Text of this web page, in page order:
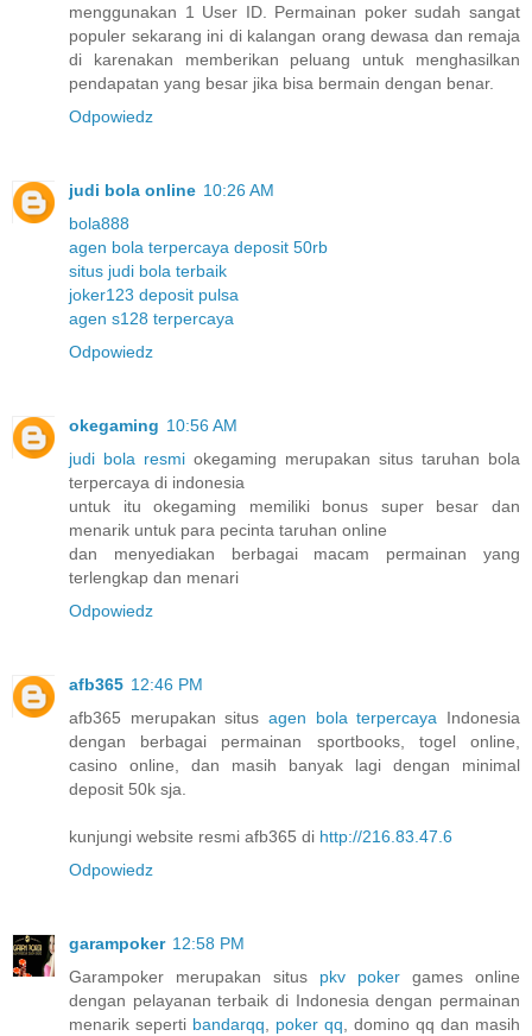
menggunakan 1 User ID. Permainan poker sudah sangat
populer sekarang ini di kalangan orang dewasa dan remaja
di karenakan memberikan peluang untuk menghasilkan
pendapatan yang besar jika bisa bermain dengan benar.
Odpowiedz
judi bola online 10:26 AM
bola888
agen bola terpercaya deposit 50rb
situs judi bola terbaik
joker123 deposit pulsa
agen s128 terpercaya
Odpowiedz
okegaming 10:56 AM
judi bola resmi okegaming merupakan situs taruhan bola
terpercaya di indonesia
untuk itu okegaming memiliki bonus super besar dan
menarik untuk para pecinta taruhan online
dan menyediakan berbagai macam permainan yang
terlengkap dan menari
Odpowiedz
afb365 12:46 PM
afb365 merupakan situs agen bola terpercaya Indonesia
dengan berbagai permainan sportbooks, togel online,
casino online, dan masih banyak lagi dengan minimal
deposit 50k sja.
kunjungi website resmi afb365 di http://216.83.47.6
Odpowiedz
garampoker 12:58 PM
Garampoker merupakan situs pkv poker games online
dengan pelayanan terbaik di Indonesia dengan permainan
menarik seperti bandarqq poker qq , domino qq dan masih